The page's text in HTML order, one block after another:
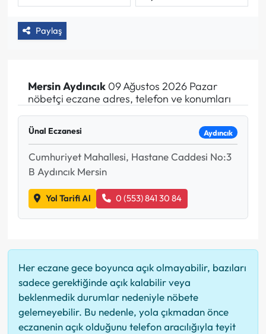
Paylaş
MersinAydıncık09 Ağustos 2026 Pazar
nöbetçi eczane adres, telefon ve konumları
Ünal Eczanesi Aydıncık
Cumhuriyet Mahallesi, Hastane Caddesi No:3
B Aydıncık Mersin
Yol Tarifi Al 0 (553) 841 30 84
Her eczane gece boyunca açık olmayabilir, bazıları
sadece gerektiğinde açık kalabilir veya
beklenmedik durumlar nedeniyle nöbete
gelemeyebilir. Bu nedenle, yola çıkmadan önce
eczanenin açık olduğunu telefon aracılığıyla teyit